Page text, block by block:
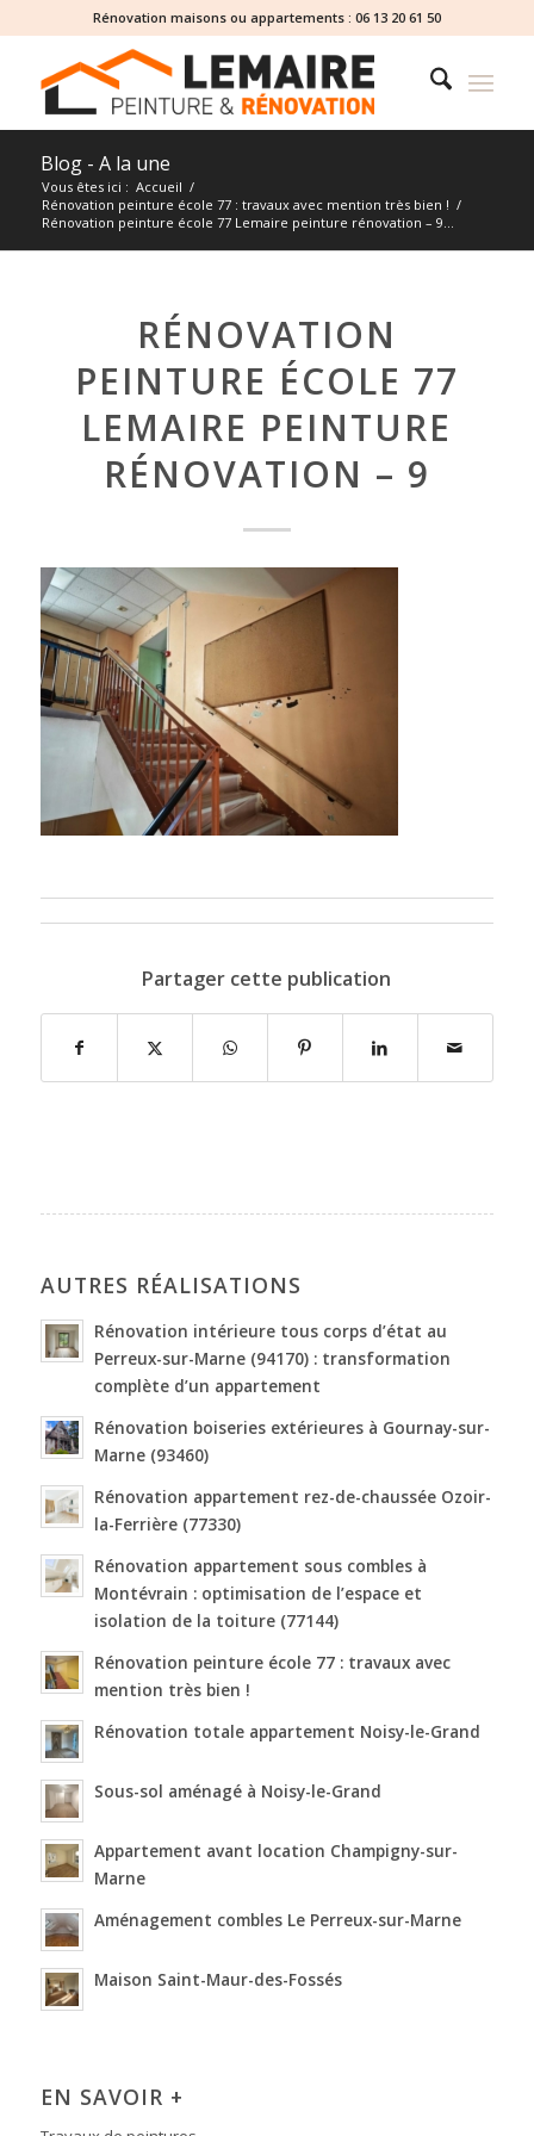
Rénovation maisons ou appartements : 06 13 20 61 50
Blog - A la une
Vous êtes ici : Accueil /
Rénovation peinture école 77 : travaux avec mention très bien ! /
Rénovation peinture école 77 Lemaire peinture rénovation – 9...
RÉNOVATION
PEINTURE ÉCOLE 77
LEMAIRE PEINTURE
RÉNOVATION – 9
Partager cette publication
AUTRES RÉALISATIONS
Rénovation intérieure tous corps d’état au
Perreux-sur-Marne (94170) : transformation
complète d’un appartement
Rénovation boiseries extérieures à Gournay-sur-
Marne (93460)
Rénovation appartement rez-de-chaussée Ozoir-
la-Ferrière (77330)
Rénovation appartement sous combles à
Montévrain : optimisation de l’espace et
isolation de la toiture (77144)
Rénovation peinture école 77 : travaux avec
mention très bien !
Rénovation totale appartement Noisy-le-Grand
Sous-sol aménagé à Noisy-le-Grand
Appartement avant location Champigny-sur-
Marne
Aménagement combles Le Perreux-sur-Marne
Maison Saint-Maur-des-Fossés
EN SAVOIR +